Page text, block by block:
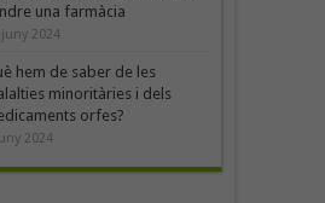
una farmàcia
juny 2024
hem de saber de les
minoritàries i dels
orfes?
2024